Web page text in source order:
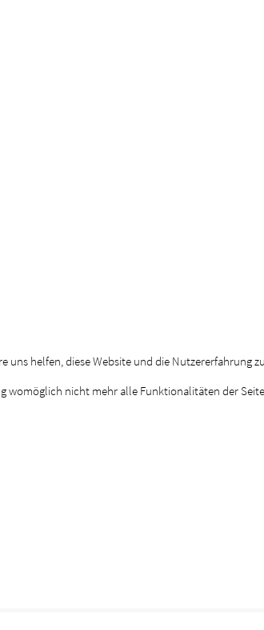
helfen, diese Website und die Nutzererfahrung
womöglich nicht mehr alle Funktionalitäten der